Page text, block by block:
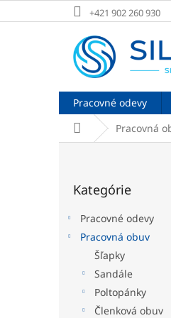
na
+421 902 260 930
Pracovné odevy
DomovPracovná
kategórie
Kategórie
Pracovné odevy
Pracovná obuv
Šľapky
Sandále
Poltopánky
Členková obuv